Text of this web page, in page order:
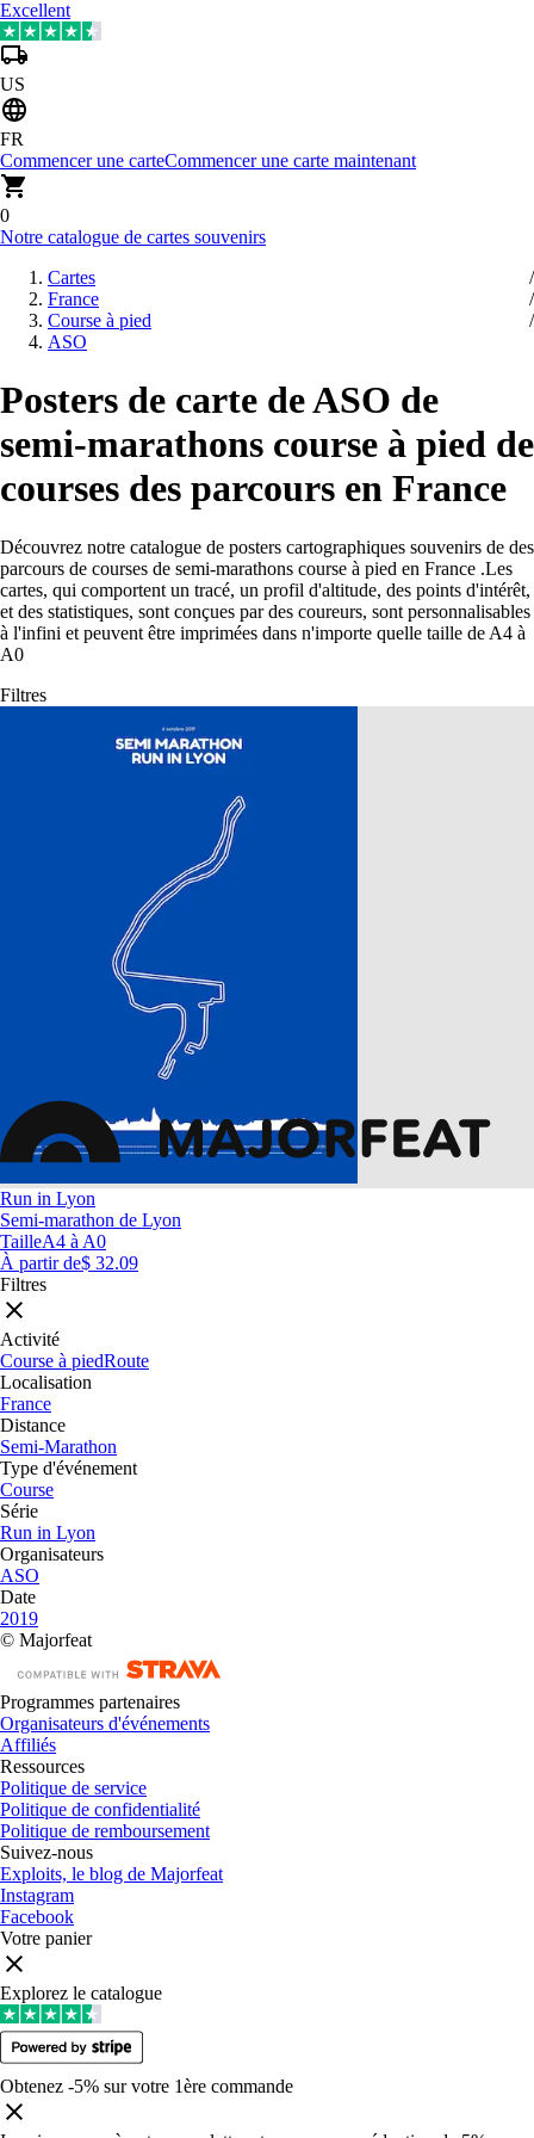
Excellent
US
FR
Commencer une carteCommencer une carte maintenant
0
Notre catalogue de cartes souvenirs
Cartes
France
Course à pied
ASO
Posters de carte de ASO de
semi-marathons course à pied de
courses des parcours en France
Découvrez notre catalogue de posters cartographiques souvenirs de des
parcours de courses de semi-marathons course à pied en France .Les
cartes, qui comportent un tracé, un profil d'altitude, des points d'intérêt,
et des statistiques, sont conçues par des coureurs, sont personnalisables
à l'infini et peuvent être imprimées dans n'importe quelle taille de A4 à
A0
Filtres
Run in Lyon
Semi-marathon de Lyon
TailleA4 à A0
À partir de$ 32.09
Filtres
Activité
Course à piedRoute
Localisation
France
Distance
Semi-Marathon
Type d'événement
Course
Série
Run in Lyon
Organisateurs
ASO
Date
2019
© Majorfeat
Programmes partenaires
Organisateurs d'événements
Affiliés
Ressources
Politique de service
Politique de confidentialité
Politique de remboursement
Suivez-nous
Exploits, le blog de Majorfeat
Instagram
Facebook
Votre panier
Explorez le catalogue
Obtenez -5% sur votre 1ère commande